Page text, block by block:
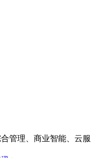
管理、商业智能、云服